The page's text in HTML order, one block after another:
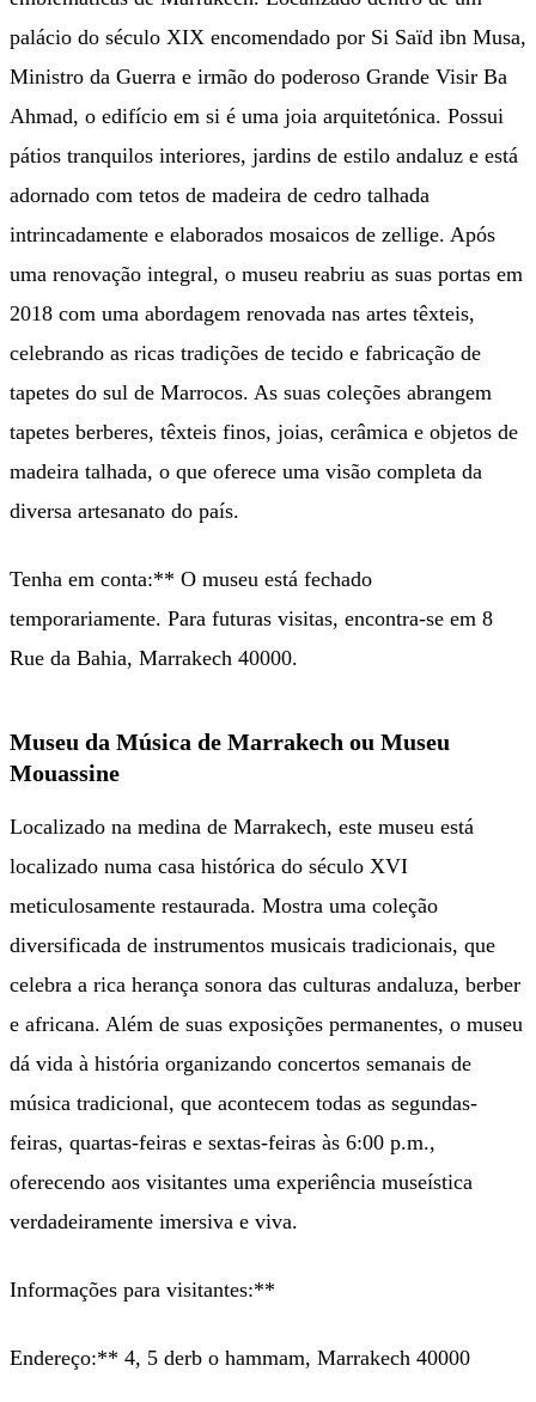
palácio do século XIX encomendado por Si Saïd ibn Musa,
Ministro da Guerra e irmão do poderoso Grande Visir Ba
Ahmad, o edifício em si é uma joia arquitetónica. Possui
pátios tranquilos interiores, jardins de estilo andaluz e está
adornado com tetos de madeira de cedro talhada
intrincadamente e elaborados mosaicos de zellige. Após
uma renovação integral, o museu reabriu as suas portas em
2018 com uma abordagem renovada nas artes têxteis,
celebrando as ricas tradições de tecido e fabricação de
tapetes do sul de Marrocos. As suas coleções abrangem
tapetes berberes, têxteis finos, joias, cerâmica e objetos de
madeira talhada, o que oferece uma visão completa da
diversa artesanato do país.
Tenha em conta:** O museu está fechado
temporariamente. Para futuras visitas, encontra-se em 8
Rue da Bahia, Marrakech 40000.
Museu da Música de Marrakech ou Museu
Mouassine
Localizado na medina de Marrakech, este museu está
localizado numa casa histórica do século XVI
meticulosamente restaurada. Mostra uma coleção
diversificada de instrumentos musicais tradicionais, que
celebra a rica herança sonora das culturas andaluza, berber
e africana. Além de suas exposições permanentes, o museu
dá vida à história organizando concertos semanais de
música tradicional, que acontecem todas as segundas-
feiras, quartas-feiras e sextas-feiras às 6:00 p.m.,
oferecendo aos visitantes uma experiência museística
verdadeiramente imersiva e viva.
Informações para visitantes:**
Endereço:** 4, 5 derb o hammam, Marrakech 40000